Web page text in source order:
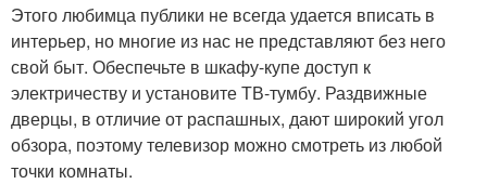
Этого любимца публики не всегда удается вписать в
интерьер, но многие из нас не представляют без него
свой быт. Обеспечьте в шкафу-купе доступ к
электричеству и установите ТВ-тумбу. Раздвижные
дверцы, в отличие от распашных, дают широкий угол
обзора, поэтому телевизор можно смотреть из любой
точки комнаты.